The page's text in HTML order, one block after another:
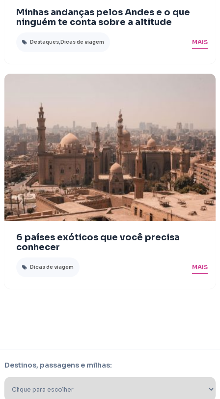
Minhas andanças pelos Andes e o que
ninguém te conta sobre a altitude
Destaques, Dicas de viagem MAIS
6 países exóticos que você precisa
conhecer
Dicas de viagem MAIS
Destinos, passagens e milhas: